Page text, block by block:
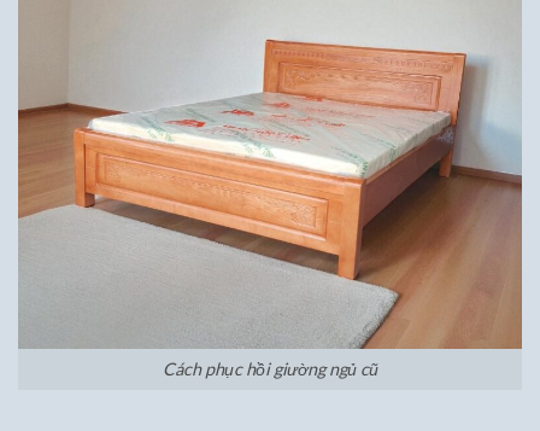
Cách phục hồi giường ngủ cũ